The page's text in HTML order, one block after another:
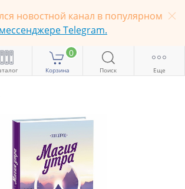
новостной канал в популярном
мессенджере Telegram.
0
Корзина Поиск Еще